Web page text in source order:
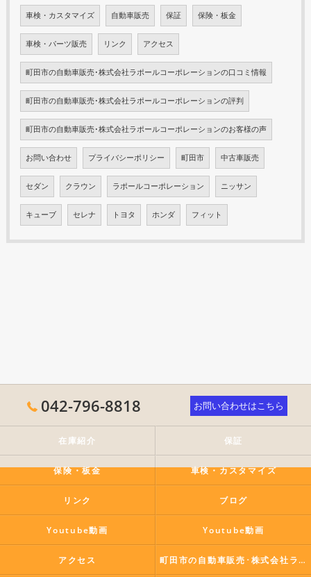
車検・カスタマイズ 自動車販売 保証 保険・板金
車検・パーツ販売 リンク アクセス
町田市の自動車販売･株式会社ラポールコーポレーションの口コミ情報
町田市の自動車販売･株式会社ラポールコーポレーションの評判
町田市の自動車販売･株式会社ラポールコーポレーションのお客様の声
お問い合わせ プライバシーポリシー 町田市 中古車販売
セダン クラウン ラポールコーポレーション ニッサン
キューブ セレナ トヨタ ホンダ フィット
042-796-8818 お問い合わせはこちら
在庫紹介 保証
保険・板金 車検・カスタマイズ
リンク ブログ
Youtube動画 Youtube動画
アクセス 町田市の自動車販売･株式会社ラポールコーポレーションの口コミ情報